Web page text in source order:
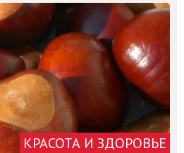
КРАСОТА И ЗДОРОВЬЕ